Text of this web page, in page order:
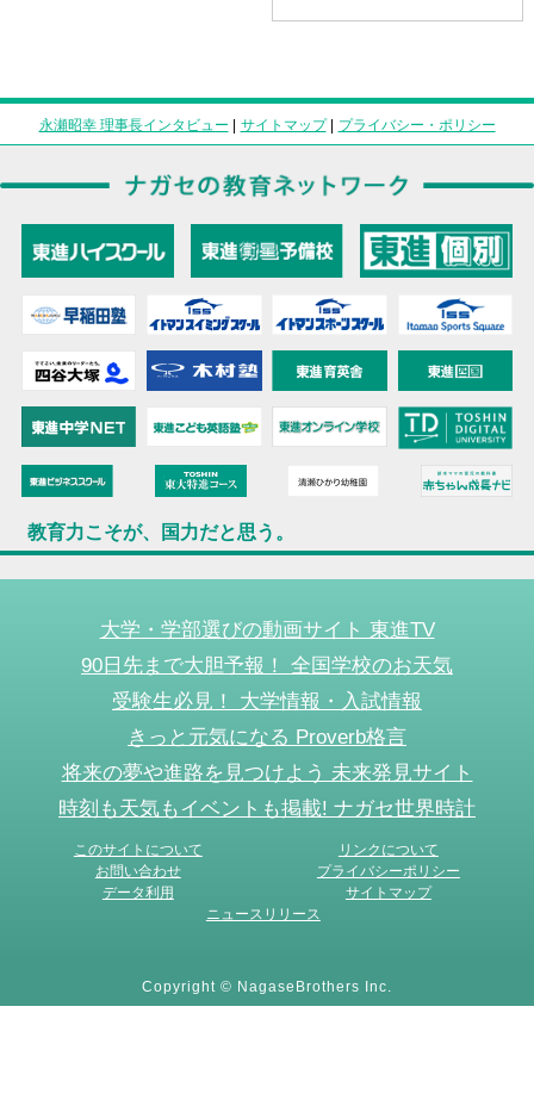
永瀬昭幸 理事長インタビュー | サイトマップ| プライバシー・ポリシー
教育力こそが、国力だと思う。
大学・学部選びの動画サイト 東進TV
90日先まで大胆予報！ 全国学校のお天気
受験生必見！ 大学情報・入試情報
きっと元気になる Proverb格言
将来の夢や進路を見つけよう 未来発見サイト
時刻も天気もイベントも掲載! ナガセ世界時計
このサイトについて
リンクについて
お問い合わせ
プライバシーポリシー
データ利用
サイトマップ
ニュースリリース
Copyright © NagaseBrothers Inc.